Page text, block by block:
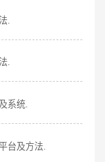
.
.
系统.
台及方法.